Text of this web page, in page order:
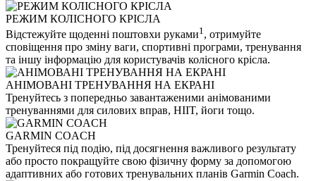
РЕЖИМ КОЛІСНОГО КРІСЛА
Відстежуйте щоденні поштовхи руками1 , отримуйте
сповіщення про зміну ваги, спортивні програми, тренування
та іншу інформацію для користувачів колісного крісла.
АНІМОВАНІ ТРЕНУВАННЯ НА ЕКРАНІ
Тренуйтесь з попередньо завантаженими анімованими
тренуваннями для силових вправ, HIIT, йоги тощо.
GARMIN COACH
Тренуйтеся під подію, під досягнення важливого результату
або просто покращуйте свою фізичну форму за допомогою
адаптивних або готових тренувальних планів Garmin Coach.